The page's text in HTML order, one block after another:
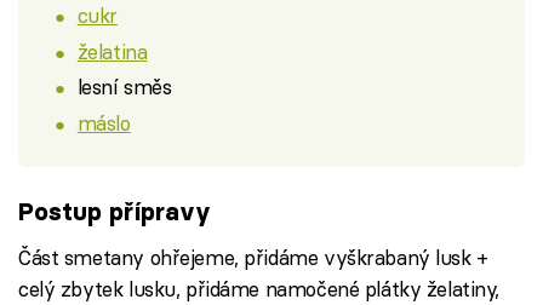
cukr
želatina
lesní směs
máslo
Postup přípravy
Část smetany ohřejeme, přidáme vyškrabaný lusk +
celý zbytek lusku, přidáme namočené plátky želatiny,